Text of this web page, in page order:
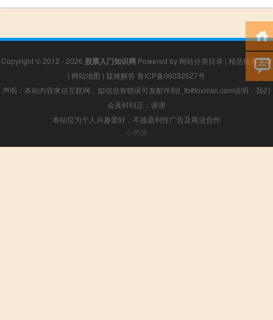
Copyright © 2012 - 2026 股票入门知识网 Powered by 网站分类目录 | 精选推荐文章
| 网站地图 | 疑难解答 鲁ICP备06032627号
声明：本站内容来自互联网，如信息有错误可发邮件到f_fb#foxmail.com说明，我们
会及时纠正，谢谢
本站仅为个人兴趣爱好，不接盈利性广告及商业合作
小男孩